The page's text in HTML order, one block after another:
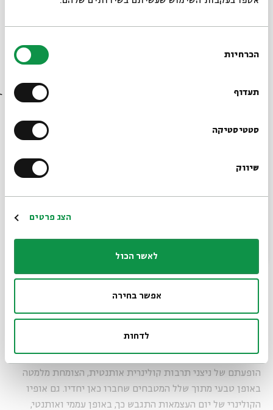
הסכמה
הכרחיות
תעדוף
סטטיסטיקה
שיווק
הצג פרטים
לאשר הכול
אפשר בחירה
לדחות
היום הציבורי. ככל שבגרה המדינה הלכו ודעכו הניסיונות ליצירת
תרבות קולינרית מוכתבת. דווקא הרפיה זו היא שאפשרה את
הופעתם של ניצני תרבות קולינרית אותנטית, הצומחת מלמטה
באופן טבעי מתוך שלל המטבחים שחברו כאן יחדיו. גם אופיו
הקולינרי של יום העצמאות התגבש כך, באופן עממי ואותנטי,